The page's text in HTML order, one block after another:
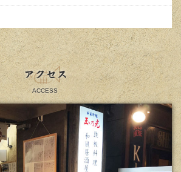
アクセス
ACCESS